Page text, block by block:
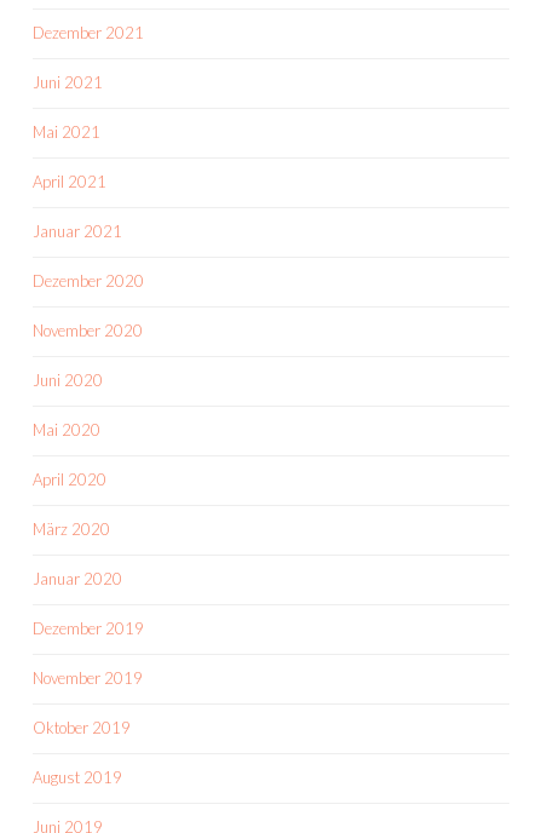
Dezember 2021
Juni 2021
Mai 2021
April 2021
Januar 2021
Dezember 2020
November 2020
Juni 2020
Mai 2020
April 2020
März 2020
Januar 2020
Dezember 2019
November 2019
Oktober 2019
August 2019
Juni 2019